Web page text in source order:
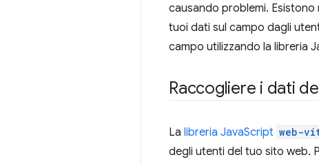
causando problemi.
tuoi dati sul campo dagli
campo utilizzando la libreria
Raccogliere i dati
La libreria JavaScript web-
degli utenti del tuo sito web.